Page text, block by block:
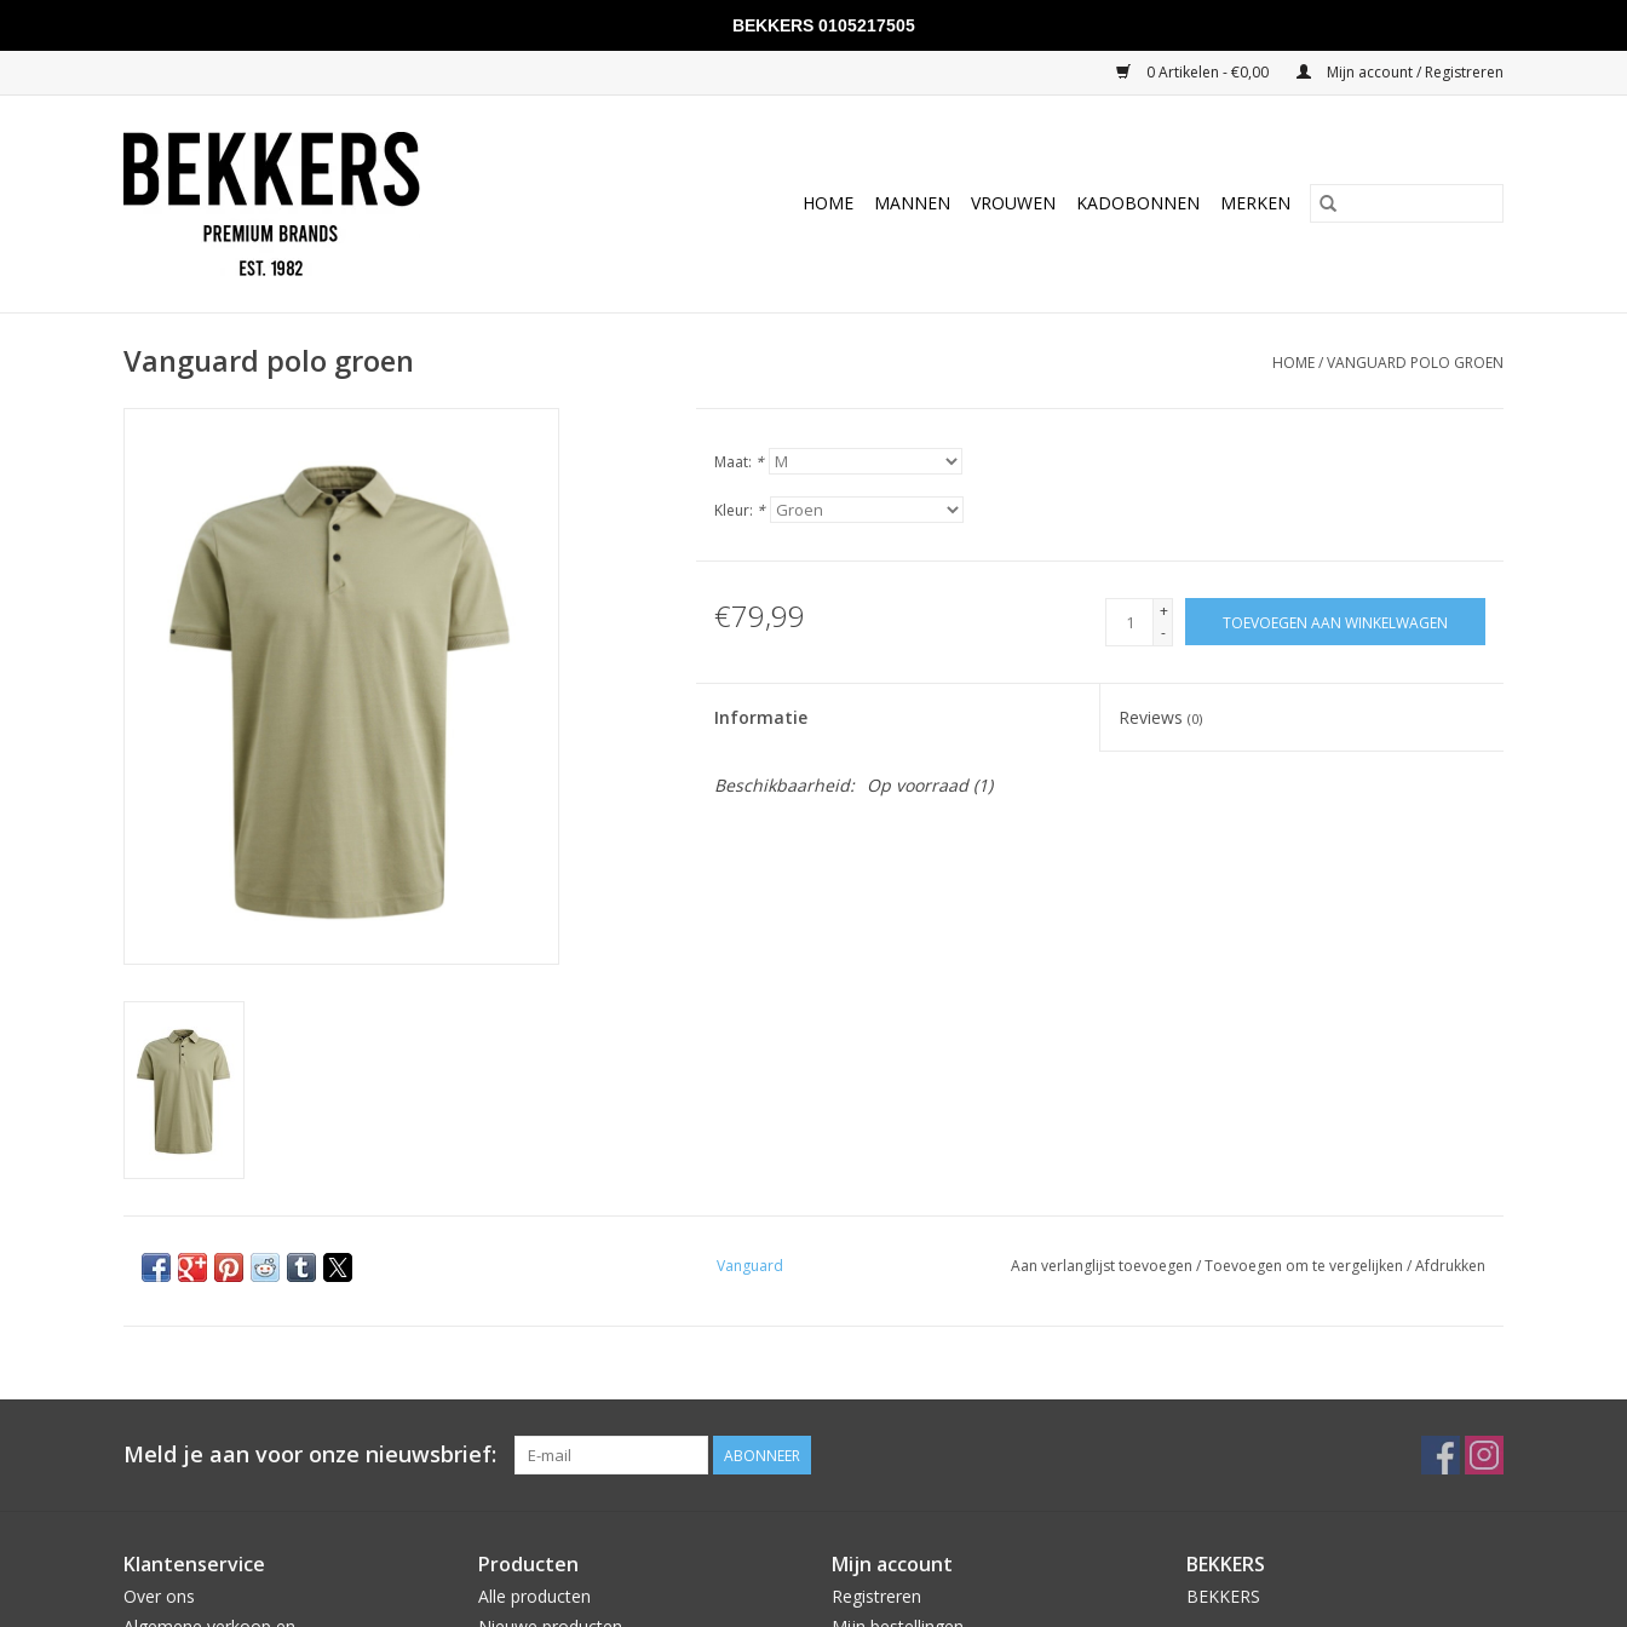
0 Artikelen - €0,00 Mijn account / Registreren
HOME MANNEN VROUWEN KADOBONNEN MERKEN
Vanguard polo groen HOME/VANGUARD POLO GROEN
Maat: *
Kleur: *
€79,99
+
-
TOEVOEGEN AAN WINKELWAGEN
Informatie Reviews(0)
Beschikbaarheid: Op voorraad(1)
Vanguard Aan verlanglijst toevoegen /Toevoegen om te vergelijken /Afdrukken
Meld je aan voor onze nieuwsbrief: ABONNEER
Klantenservice
Over ons
Producten
Alle producten
Mijn account
Registreren
BEKKERS
BEKKERS
BEKKERS 0105217505